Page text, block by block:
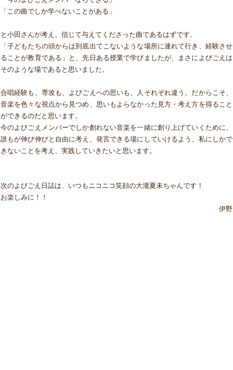
「この曲でしか学べないことがある」
と小田さんが考え、信じて与えてくださった曲であるはずです。
「子どもたちの頭からは到底出てこないような場所に連れて行き、経験させ
ることが教育である」と、先日ある授業で学びましたが、まさによびごえは
そのような場であると思いました。
合唱経験も、専攻も、よびごえへの思いも、人それぞれ違う。だからこそ、
音楽を色々な視点から見つめ、思いもよらなかった見方・考え方を得ること
ができるのだと思います。
今のよびごえメンバーでしか創れない音楽を一緒に創り上げていくために、
誰もが伸び伸びと自由に考え、発言できる場にしていけるよう、私にしかで
きないことを考え、実践していきたいと思います。
次のよびごえ日誌は、いつもニコニコ笑顔の大瀧夏未ちゃんです！
お楽しみに！！
伊野